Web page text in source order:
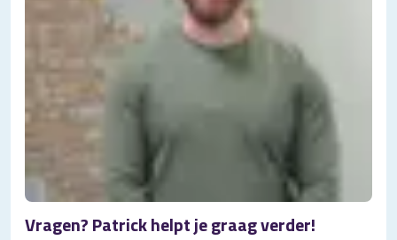
Vragen? Patrick helpt je graag verder!